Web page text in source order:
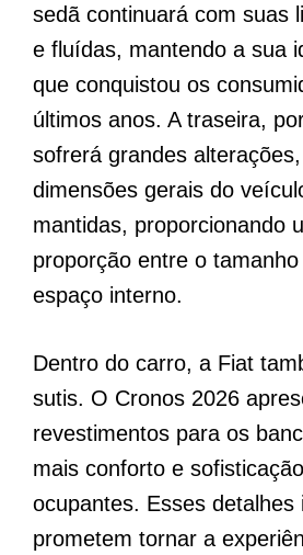
sedã continuará com suas
e fluídas, mantendo a sua
que conquistou os
últimos anos. A traseira,
sofrerá grandes
dimensões gerais do
mantidas, proporcionando
proporção entre o
espaço interno.
Dentro do carro, a Fiat
sutis. O Cronos 2026
revestimentos para os
mais conforto e
ocupantes. Esses detalhes
prometem tornar a